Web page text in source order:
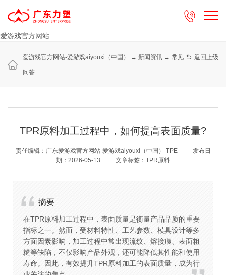
爱游戏官方网站

 返回上级
爱游戏官方网站-爱游戏aiyouxi（中国） → 新闻资讯 → 常见
问答
TPR原料加工过程中，如何提高表面质量?
责任编辑：广东爱游戏官方网站-爱游戏aiyouxi（中国） TPE
发布日
期：2026-05-13
文章标签：TPR原料
摘要
在TPR原料加工过程中，表面质量是衡量产品品质的重要
指标之一。然而，受材料特性、工艺参数、模具设计等多
方面因素影响，加工过程中常出现流纹、熔接痕、表面粗
糙等缺陷，不仅影响产品外观，还可能降低其性能和使用
寿命。因此，有效提升TPR原料加工的表面质量，成为行